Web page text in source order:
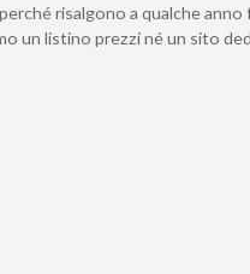
risalgono a qualche anno
un listino prezzi né un sito